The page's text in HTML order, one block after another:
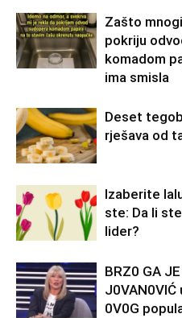
Zašto
pokriju
komadom
ima smisla
Deset
rješava od
Izaberite
ste: Da li
lider?
BRZ0 GA
J0VAN0VIĆ
0V0G